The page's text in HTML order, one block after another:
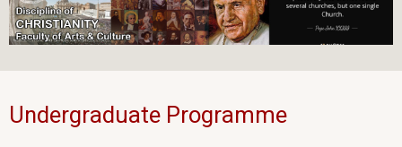
Undergraduate Programme